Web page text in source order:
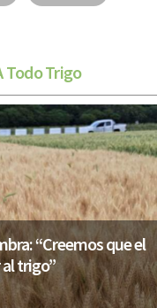
Todo Trigo
“Creemos que el
trigo”